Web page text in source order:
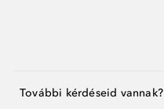
További kérdéseid vannak?